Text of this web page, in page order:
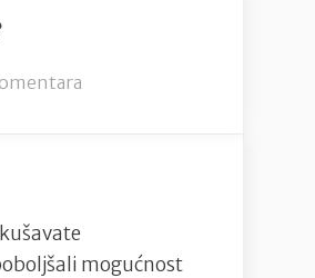
na
mogućnost